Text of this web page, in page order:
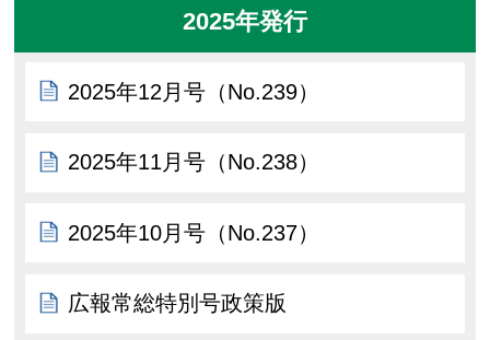
2025年発行
2025年12月号（No.239）
2025年11月号（No.238）
2025年10月号（No.237）
広報常総特別号政策版